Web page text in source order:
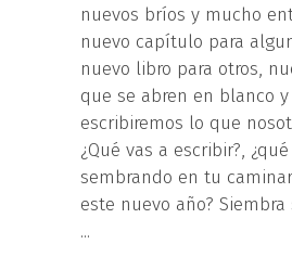
nuevos bríos y mucho
nuevo capítulo para
nuevo libro para otros,
que se abren en blanco
escribiremos lo que
¿Qué vas a escribir?,
sembrando en tu
este nuevo año?